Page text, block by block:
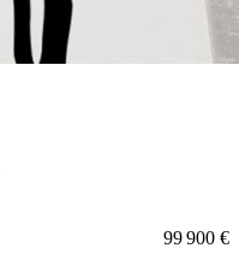
99 900 €